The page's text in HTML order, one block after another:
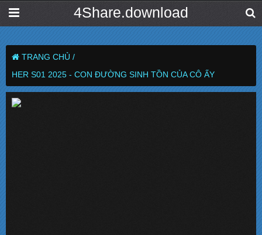
4Share.download
TRANG CHỦ /
HER S01 2025 - CON ĐƯỜNG SINH TỒN CỦA CÔ ẤY